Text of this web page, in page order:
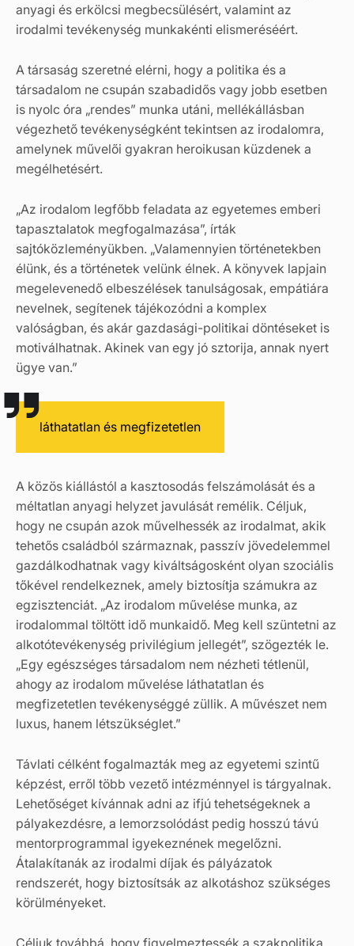
anyagi és erkölcsi megbecsülésért, valamint az
irodalmi tevékenység munkakénti elismeréséért.
A társaság szeretné elérni, hogy a politika és a
társadalom ne csupán szabadidős vagy jobb esetben
is nyolc óra „rendes” munka utáni, mellékállásban
végezhető tevékenységként tekintsen az irodalomra,
amelynek művelői gyakran heroikusan küzdenek a
megélhetésért.
„Az irodalom legfőbb feladata az egyetemes emberi
tapasztalatok megfogalmazása”, írták
sajtóközleményükben. „Valamennyien történetekben
élünk, és a történetek velünk élnek. A könyvek lapjain
megelevenedő elbeszélések tanulságosak, empátiára
nevelnek, segítenek tájékozódni a komplex
valóságban, és akár gazdasági-politikai döntéseket is
motiválhatnak. Akinek van egy jó sztorija, annak nyert
ügye van.”
láthatatlan és megfizetetlen
A közös kiállástól a kasztosodás felszámolását és a
méltatlan anyagi helyzet javulását remélik. Céljuk,
hogy ne csupán azok művelhessék az irodalmat, akik
tehetős családból származnak, passzív jövedelemmel
gazdálkodhatnak vagy kiváltságosként olyan szociális
tőkével rendelkeznek, amely biztosítja számukra az
egzisztenciát. „Az irodalom művelése munka, az
irodalommal töltött idő munkaidő. Meg kell szüntetni az
alkotótevékenység privilégium jellegét”, szögezték le.
„Egy egészséges társadalom nem nézheti tétlenül,
ahogy az irodalom művelése láthatatlan és
megfizetetlen tevékenységgé züllik. A művészet nem
luxus, hanem létszükséglet.”
Távlati célként fogalmazták meg az egyetemi szintű
képzést, erről több vezető intézménnyel is tárgyalnak.
Lehetőséget kívánnak adni az ifjú tehetségeknek a
pályakezdésre, a lemorzsolódást pedig hosszú távú
mentorprogrammal igyekeznének megelőzni.
Átalakítanák az irodalmi díjak és pályázatok
rendszerét, hogy biztosítsák az alkotáshoz szükséges
körülményeket.
Céljuk továbbá, hogy figyelmeztessék a szakpolitika